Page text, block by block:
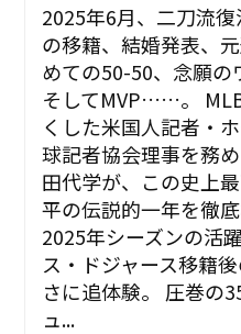
2025年6月、二刀流
の移籍、結婚発表、
めての50-50、念願の
そしてMVP……。
くした米国人記者・
球記者協会理事を務
田代学が、この史上
平の伝説的一年を徹底
2025年シーズンの活
ス・ドジャース移籍
さに追体験。 圧巻の
ュ...